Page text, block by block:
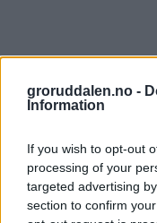
groruddalen.no -
Information
If you wish to opt-out
processing of your
targeted advertising
section to confirm